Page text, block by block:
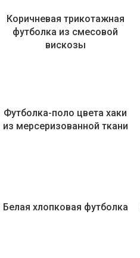
Коричневая трикотажная
футболка из смесовой
вискозы
Футболка-поло цвета хаки
из мерсеризованной ткани
Белая хлопковая футболка